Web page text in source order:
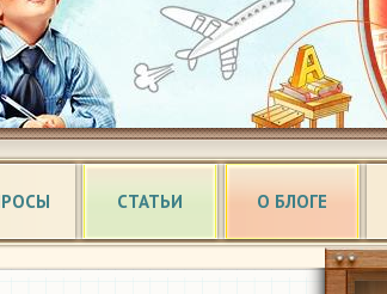
СТАТЬИ О БЛОГЕ